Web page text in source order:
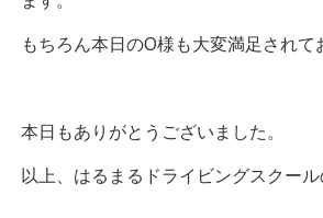
もちろん本日のO様も大変満足されて
本日もありがとうございました。
以上、はるまるドライビングスクール